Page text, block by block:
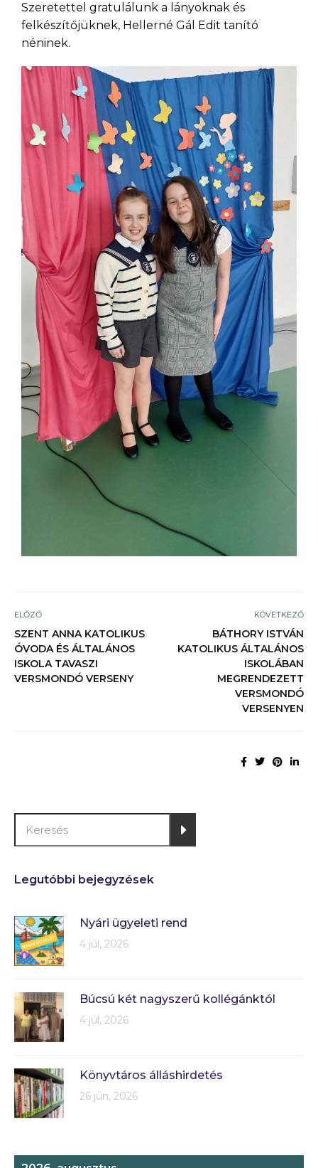
Szeretettel gratulálunk a lányoknak és
felkészítőjüknek, Hellerné Gál Edit tanító
néninek.
ELŐZŐ
SZENT ANNA KATOLIKUS
ÓVODA ÉS ÁLTALÁNOS
ISKOLA TAVASZI
VERSMONDÓ VERSENY
KÖVETKEZŐ
BÁTHORY ISTVÁN
KATOLIKUS ÁLTALÁNOS
ISKOLÁBAN
MEGRENDEZETT
VERSMONDÓ
VERSENYEN
Legutóbbi bejegyzések
Nyári ügyeleti rend
4 júl, 2026
Búcsú két nagyszerű kollégánktól
4 júl, 2026
Könyvtáros álláshirdetés
26 jún, 2026